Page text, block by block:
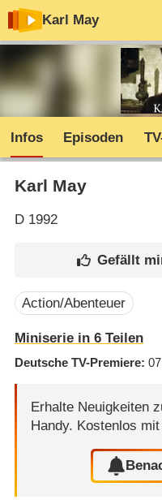
Karl May
Infos Episoden
Karl May
D1992
Action/Abenteuer
Miniserie in 6 Teilen
Deutsche TV-Premiere
Erhalte Neuigkeiten
Handy. Kostenlos